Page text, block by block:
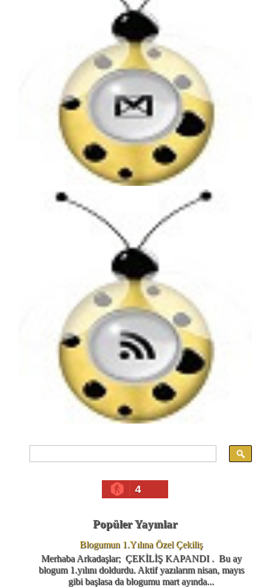
4
Popüler Yayınlar
Blogumun 1.Yılına Özel Çekiliş
Merhaba Arkadaşlar; ÇEKİLİŞ KAPANDI . Bu ay
blogum 1.yılını doldurdu. Aktif yazılarım nisan, mayıs
gibi başlasa da blogumu mart ayında...